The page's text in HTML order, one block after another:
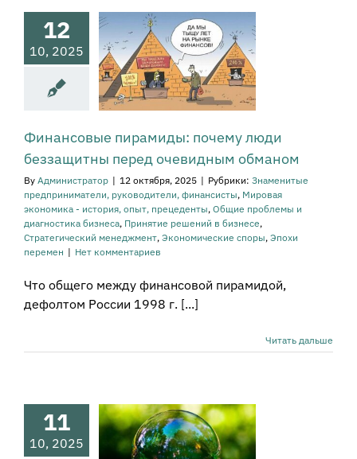
12
10, 2025
очевидным
и диагностика
Принятие
перемен
Финансовые пирамиды: почему люди
беззащитны перед очевидным обманом
By Администратор | 12 октября, 2025 | Рубрики: Знаменитые
предприниматели, руководители, финансисты, Мировая
экономика - история, опыт, прецеденты, Общие проблемы и
диагностика бизнеса, Принятие решений в бизнесе,
Стратегический менеджмент, Экономические споры, Эпохи
перемен | Нет комментариев
Что общего между финансовой пирамидой,
дефолтом России 1998 г. [...]
Читать дальше
11
10, 2025